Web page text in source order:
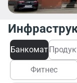
Банкомат
Фитнес